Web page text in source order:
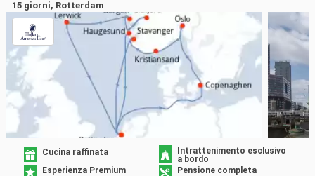
15 giorni, Rotterdam
Cucina raffinata
Intrattenimento esclusivo
a bordo
Esperienza Premium
Pensione completa